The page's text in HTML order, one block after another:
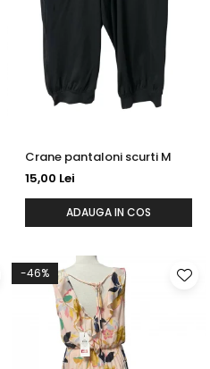
Crane pantaloni scurti M
15,00 Lei
ADAUGA IN COS
-46%